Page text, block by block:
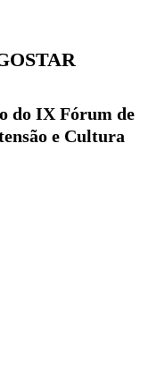
do IX Fórum de
e Cultura